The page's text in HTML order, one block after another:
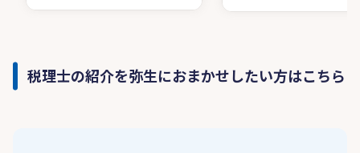
税理士の紹介を弥生におまかせしたい方はこちら